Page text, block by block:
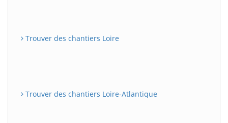
Trouver des chantiers Loire
Trouver des chantiers Loire-Atlantique